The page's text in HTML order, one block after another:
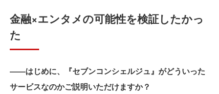
金融×エンタメの可能性を検証したかっ
た
――はじめに、『セブンコンシェルジュ』がどういった
サービスなのかご説明いただけますか？